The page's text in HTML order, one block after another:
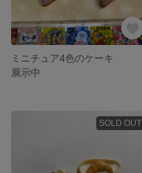
ミニチュア4色のケーキ
展示中
SOLD OUT